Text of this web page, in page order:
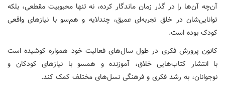
آن‌چه آن‌ها را در گذر زمان ماندگار کرده، نه تنها محبوبیت مقطعی، بلکه
توانایی‌شان در خلق تجربه‌ای عمیق، چندلایه و هم‌سو با نیازهای واقعی
کودک بوده است.
کانون پرورش فکری در طول سال‌های فعالیت خود همواره کوشیده است
با انتشار کتاب‌هایی خلاق، آموزنده و همسو با نیازهای کودکان و
نوجوانان، به رشد فکری و فرهنگی نسل‌های مختلف کمک کند.